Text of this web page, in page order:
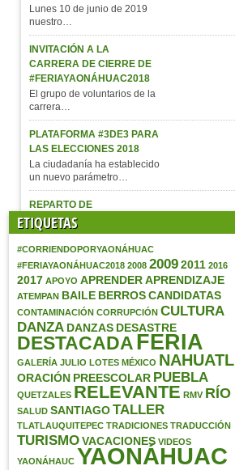
Lunes 10 de junio de 2019
nuestro…
INVITACIÓN A LA
CARRERA DE CIERRE DE
#FERIAYAONÁHUAC2018
El grupo de voluntarios de la
carrera…
PLATAFORMA #3DE3 PARA
LAS ELECCIONES 2018
La ciudadanía ha establecido
un nuevo parámetro…
REPARTO DE
CACAHUATES POR PARTE
DEL H. AYUNTAMIENTO
MUNICIPAL
La entrega de los
“Cacahuates” por parte…
EXCELENTE
OPORTUNIDAD EN BIENES
RAÍCES
[caption id="attachment_785"
align="aligncenter"
width="615"] VENDO LOTES
CANDIDATAS A REINA DE
LA FERIA PATRONAL
#YAONÁHUAC2017
#Yaonáhuac #Puebla
ETIQUETAS
#CORRIENDOPORYAONÁHUAC
#FERIAYAONÁHUAC2018 2008 20092011 2016
2017 APOYO APRENDERAPRENDIZAJE
ATEMPAN BAILE BERROSCANDIDATAS
CONTAMINACIÓN CORRUPCIÓN CULTURA
DANZA DANZAS DESASTRE
DESTACADAFERIA
GALERÍA JULIO LOTES MÉXICO NAHUATL
ORACIÓN PREESCOLAR PUEBLA
QUETZALES RELEVANTE RMV RÍO
SALUD SANTIAGOTALLER
TLATLAUQUITEPEC TRADICIONES TRADUCCIÓN
TURISMOVACACIONES VIDEOS
YAONÁHAUC YAONÁHUAC